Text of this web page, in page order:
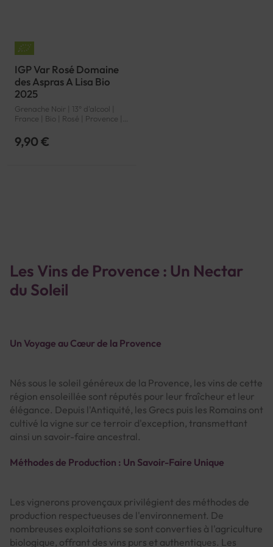
IGP Var Rosé Domaine
des Aspras A Lisa Bio
2025
Grenache Noir | 13° d'alcool |
France | Bio | Rosé | Provence |
9,90 €
Les Vins de Provence : Un Nectar
du Soleil
Un Voyage au Cœur de la Provence
Nés sous le soleil généreux de la Provence, les vins de cette
région ensoleillée sont réputés pour leur fraîcheur et leur
élégance. Depuis l'Antiquité, les Grecs puis les Romains ont
cultivé la vigne sur ce terroir d'exception, transmettant
ainsi un savoir-faire ancestral.
Méthodes de Production : Un Savoir-Faire Unique
Les vignerons provençaux privilégient des méthodes de
production respectueuses de l'environnement. De
nombreuses exploitations se sont converties à l'agriculture
biologique, offrant des vins purs et authentiques. Les